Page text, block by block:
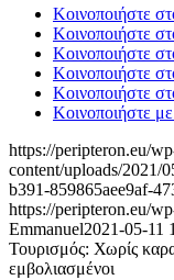
Κοινοποιήστε
Κοινοποιήστε
Κοινοποιήστε
Κοινοποιήστε
Κοινοποιήστε
Κοινοποιήστε
https://peripteron.eu/
content/uploads/2021/
b391-859865aee9af-
https://peripteron.eu/
Emmanuel2021-05-11
Τουρισμός: Χωρίς
εμβολιασμένοι